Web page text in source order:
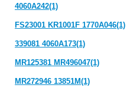
4060A242(1)
FS23001 KR1001F 1770A046(1)
339081 4060A173(1)
MR125381 MR496047(1)
MR272946 13851M(1)